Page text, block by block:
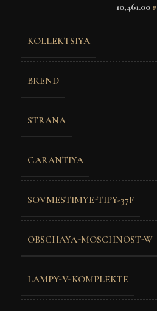
10,461.00 ₽
KOLLEKTSIYA
BREND
STRANA
GARANTIYA
SOVMESTIMYE-TIPY-37F
OBSCHAYA-MOSCHNOST-W
LAMPY-V-KOMPLEKTE